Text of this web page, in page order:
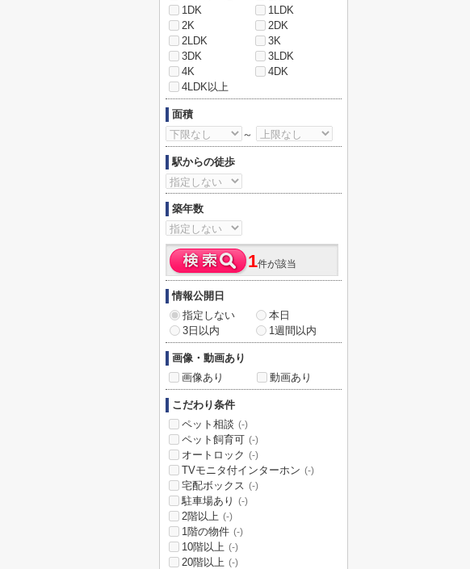
1DK
1LDK
2K
2DK
2LDK
3K
3DK
3LDK
4K
4DK
4LDK以上
面積
～
駅からの徒歩
築年数
1件が該当
情報公開日
指定しない
本日
3日以内
1週間以内
画像・動画あり
画像あり
動画あり
こだわり条件
ペット相談 (-)
ペット飼育可 (-)
オートロック (-)
TVモニタ付インターホン (-)
宅配ボックス (-)
駐車場あり (-)
2階以上 (-)
1階の物件 (-)
10階以上 (-)
20階以上 (-)